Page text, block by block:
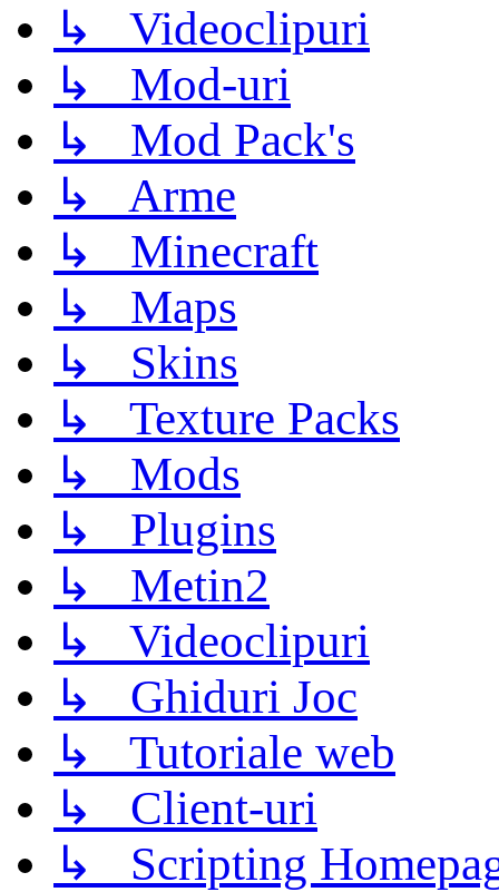
↳ Videoclipuri
↳ Mod-uri
↳ Mod Pack's
↳ Arme
↳ Minecraft
↳ Maps
↳ Skins
↳ Texture Packs
↳ Mods
↳ Plugins
↳ Metin2
↳ Videoclipuri
↳ Ghiduri Joc
↳ Tutoriale web
↳ Client-uri
↳ Scripting